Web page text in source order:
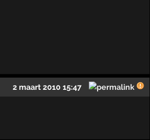
2 maart 2010 15:47